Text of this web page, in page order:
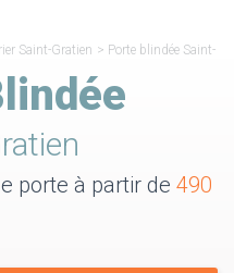
Saint-Gratien > Porte blindée Saint-
porte à partir de 490